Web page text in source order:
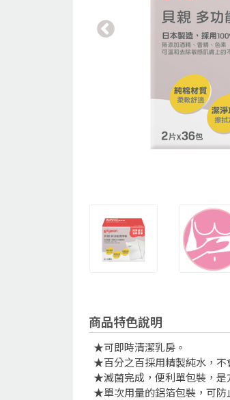
商品特色說明
★可即時清潔乳房。
★百分之百採用精製純水，不
★滅菌完成，便利單包裝，是
★單次用量的鋁箔包裝，可防